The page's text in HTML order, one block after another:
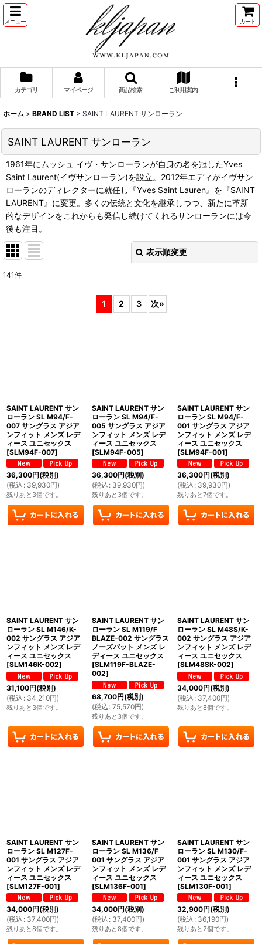
メニュー カート
カテゴリ マイページ 商品検索 ご利用案内
ホーム > BRAND LIST > SAINT LAURENT サンローラン
SAINT LAURENT サンローラン
1961年にムッシュ イヴ・サンローランが自身の名を冠したYves
Saint Laurent(イヴサンローラン)を設立。2012年エディがイヴサン
ローランのディレクターに就任し『Yves Saint Lauren』を『SAINT
LAURENT』に変更。多くの伝統と文化を継承しつつ、新たに革新
的なデザインをこれからも発信し続けてくれるサンローランには今
後も注目。
表示順変更
141件
1 2 3 次»
SAINT LAURENT サン
ローラン SL M94/F-
007 サングラス アジア
ンフィット メンズ レデ
ィース ユニセックス
[SLM94F-007]
36,300円(税別)
(税込 : 39,930円)
残りあと3個です。
SAINT LAURENT サン
ローラン SL M94/F-
005 サングラス アジア
ンフィット メンズ レデ
ィース ユニセックス
[SLM94F-005]
36,300円(税別)
(税込 : 39,930円)
残りあと3個です。
SAINT LAURENT サン
ローラン SL M94/F-
001 サングラス アジア
ンフィット メンズ レデ
ィース ユニセックス
[SLM94F-001]
36,300円(税別)
(税込 : 39,930円)
残りあと7個です。
SAINT LAURENT サン
ローラン SL M146/K-
002 サングラス アジア
ンフィット メンズ レデ
ィース ユニセックス
[SLM146K-002]
31,100円(税別)
(税込 : 34,210円)
残りあと3個です。
SAINT LAURENT サン
ローラン SL M119/F
BLAZE-002 サングラス
ノーズパット メンズ レ
ディース ユニセックス
[SLM119F-BLAZE-
002]
68,700円(税別)
(税込 : 75,570円)
残りあと3個です。
SAINT LAURENT サン
ローラン SL M48S/K-
002 サングラス アジア
ンフィット メンズ レデ
ィース ユニセックス
[SLM48SK-002]
34,000円(税別)
(税込 : 37,400円)
残りあと8個です。
SAINT LAURENT サン
ローラン SL M127F-
001 サングラス アジア
ンフィット メンズ レデ
ィース ユニセックス
[SLM127F-001]
34,000円(税別)
(税込 : 37,400円)
残りあと8個です。
SAINT LAURENT サン
ローラン SL M136/F
001 サングラス アジア
ンフィット メンズ レデ
ィース ユニセックス
[SLM136F-001]
34,000円(税別)
(税込 : 37,400円)
残りあと8個です。
SAINT LAURENT サン
ローラン SL M130/F-
001 サングラス アジア
ンフィット メンズ レデ
ィース ユニセックス
[SLM130F-001]
32,900円(税別)
(税込 : 36,190円)
残りあと2個です。